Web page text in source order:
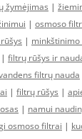
žymėjimas |
| osmoso
|
| filtrų rūšys ir
filtrų nauda
| filtrų rūšys |
| namui
osmoso filtrai |